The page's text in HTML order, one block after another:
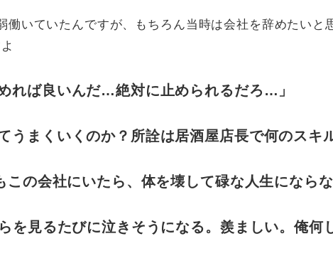
働いていたんですが、もちろん当時は会社を辞めたいと
れば良いんだ…絶対に止められるだろ…」
うまくいくのか？所詮は居酒屋店長で何のスキ
この会社にいたら、体を壊して碌な人生になら
を見るたびに泣きそうになる。羨ましい。俺何